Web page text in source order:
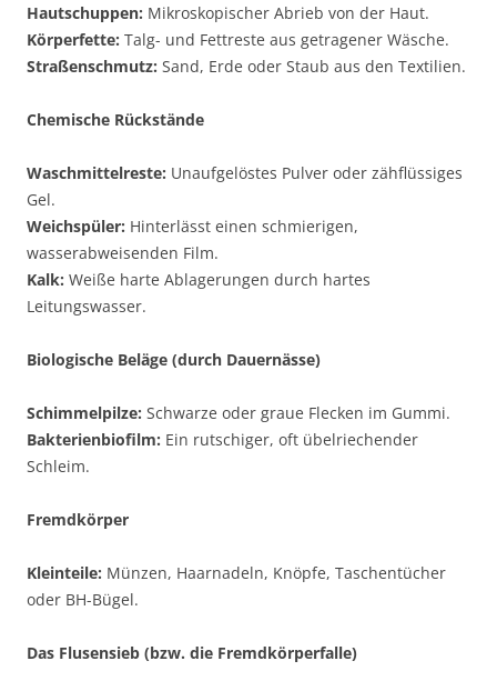
Hautschuppen: Mikroskopischer Abrieb von der Haut.
Körperfette: Talg- und Fettreste aus getragener Wäsche.
Straßenschmutz: Sand, Erde oder Staub aus den Textilien.
Chemische Rückstände
Waschmittelreste: Unaufgelöstes Pulver oder zähflüssiges
Gel.
Weichspüler: Hinterlässt einen schmierigen,
wasserabweisenden Film.
Kalk: Weiße harte Ablagerungen durch hartes
Leitungswasser.
Biologische Beläge (durch Dauernässe)
Schimmelpilze: Schwarze oder graue Flecken im Gummi.
Bakterienbiofilm: Ein rutschiger, oft übelriechender
Schleim.
Fremdkörper
Kleinteile: Münzen, Haarnadeln, Knöpfe, Taschentücher
oder BH-Bügel.
Das Flusensieb (bzw. die Fremdkörperfalle)